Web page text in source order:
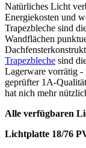
Natürliches Licht
Energiekosten und
Trapezbleche sind
Wandflächen
Trapezbleche sind
Lagerware vorrätig -
geprüfter 1A-
hat nich mehr
Alle verfügbaren
Lichtplatte 18/76